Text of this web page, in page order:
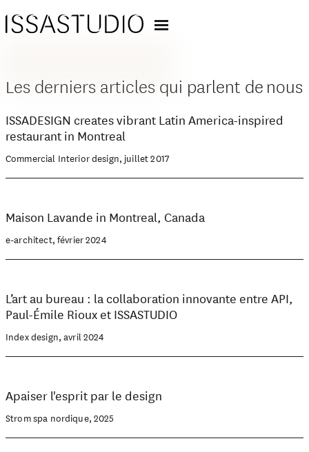
Les derniers articles qui parlent de nous
ISSADESIGN creates vibrant Latin America-inspired
restaurant in Montreal
Commercial Interior design, juillet 2017
Maison Lavande in Montreal, Canada
e-architect, février 2024
L’art au bureau : la collaboration innovante entre API,
Paul-Émile Rioux et ISSASTUDIO
Index design, avril 2024
Apaiser l'esprit par le design
Strom spa nordique, 2025